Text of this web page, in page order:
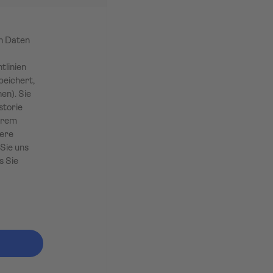
Daten
Sie
uns
Sie